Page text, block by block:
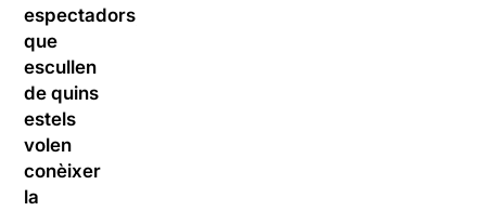
espectadors,
que
escullen
de quins
estels
volen
conèixer
la